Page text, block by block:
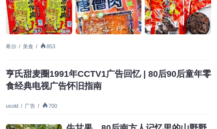
希尔 / 美食 / 853
亨氏甜麦圈1991年CCTV1广告回忆 | 80后90后童年零
食经典电视广告怀旧指南
usold / 广告 / 700